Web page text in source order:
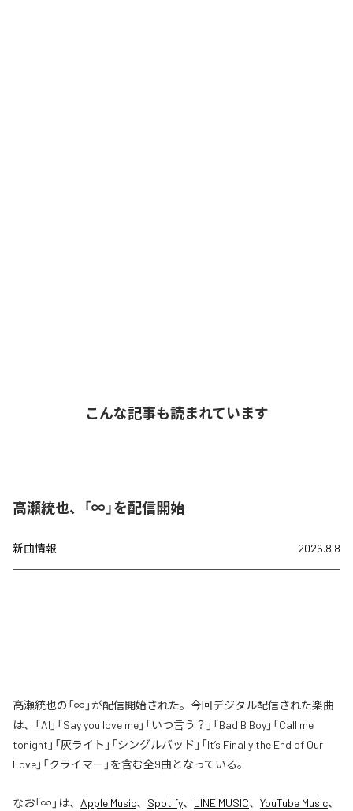
こんな記事も読まれています
高瀬統也、「∞」を配信開始
新曲情報 2026.8.8
高瀬統也の「∞」が配信開始された。今回デジタル配信された楽曲
は、「AI」「Say you love me」「いつ言う？」「Bad B Boy」「Call me
tonight」「灰ライト」「シングルバッド」「It’s Finally the End of Our
Love」「クライマー」を含む全9曲となっている。
なお「∞ 」は、 Apple Music、 Spotify、 LINE MUSIC、 YouTube Music、